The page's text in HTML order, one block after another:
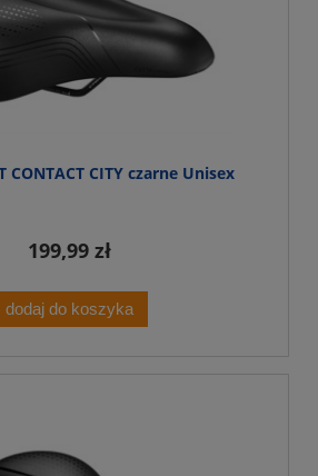
CONTACT CITY czarne Unisex
199,99 zł
dodaj do koszyka